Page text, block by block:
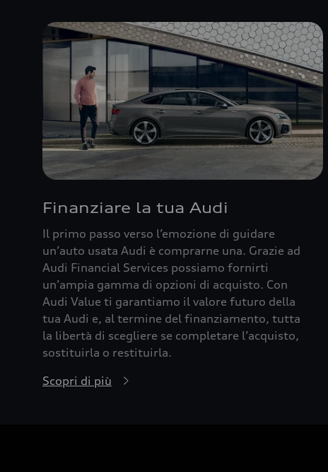
Finanziare la tua Audi
Il primo passo verso l’emozione di guidare
un’auto usata Audi è comprarne una. Grazie ad
Audi Financial Services possiamo fornirti
un’ampia gamma di opzioni di acquisto. Con
Audi Value ti garantiamo il valore futuro della
tua Audi e, al termine del finanziamento, tutta
la libertà di scegliere se completare l’acquisto,
sostituirla o restituirla.
Scopri di più